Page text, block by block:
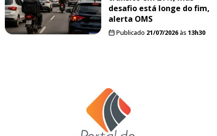
desafio está longe do fim,
alerta OMS
Publicado 21/07/2026às 13h30